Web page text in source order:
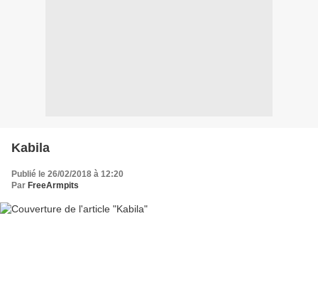
Kabila
Publié le 26/02/2018 à 12:20
Par FreeArmpits